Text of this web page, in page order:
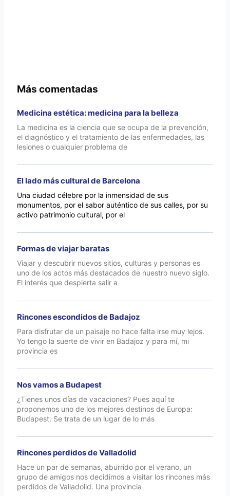
Más comentadas
Medicina estética: medicina para la belleza
La medicina es la ciencia que se ocupa de la prevención,
el diagnóstico y el tratamiento de las enfermedades, las
lesiones o cualquier problema de
El lado más cultural de Barcelona
Una ciudad célebre por la inmensidad de sus
monumentos, por el sabor auténtico de sus calles, por su
activo patrimonio cultural, por el
Formas de viajar baratas
Viajar y descubrir nuevos sitios, culturas y personas es
uno de los actos más destacados de nuestro nuevo siglo.
El interés que despierta salir a
Rincones escondidos de Badajoz
Para disfrutar de un paisaje no hace falta irse muy lejos.
Yo tengo la suerte de vivir en Badajoz y para mí, mi
provincia es
Nos vamos a Budapest
¿Tienes unos días de vacaciones? Pues aquí te
proponemos uno de los mejores destinos de Europa:
Budapest. Se trata de un lugar de lo más
Rincones perdidos de Valladolid
Hace un par de semanas, aburrido por el verano, un
grupo de amigos nos decidimos a visitar los rincones más
perdidos de Valladolid. Una provincia